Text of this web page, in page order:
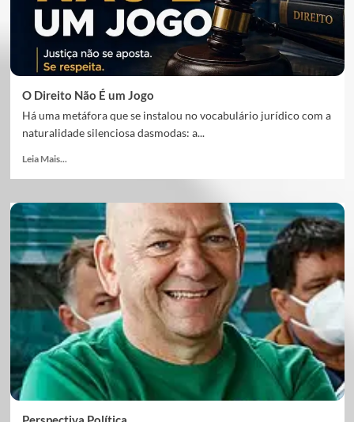
O Direito Não É um Jogo
Há uma metáfora que se instalou no vocabulário jurídico com a
naturalidade silenciosa dasmodas: a...
Leia Mais...